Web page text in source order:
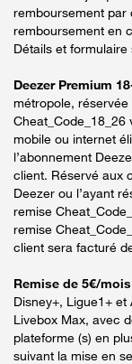
remboursement par
remboursement en
Détails et formulaire
Deezer Premium
métropole,
mobile ou internet
l’abonnement
client. Réservé aux
Deezer ou l’ayant
remise
remise
client sera facturé
Remise de 5€/
Disney+, Ligue1+
Livebox Max, avec
plateforme (s) en
suivant la mise en